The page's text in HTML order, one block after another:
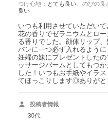
つけ心地 ： とても良い、 のびの良
良い
いつも利用させていただい
花の香りでゼラニウムとロ
る香りでした。顔体リップ
バンに一つ必ず入れるよう
妊婦の妹にプレゼントした
ッサージバームとしてもつ
した！いつもお手紙やイラ
てほっこりします◎ありがと
投稿者情報
30代